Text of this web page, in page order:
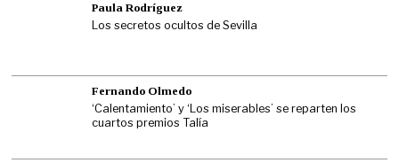
Paula Rodríguez
Los secretos ocultos de Sevilla
Fernando Olmedo
‘Calentamiento’ y ‘Los miserables’ se reparten los
cuartos premios Talía